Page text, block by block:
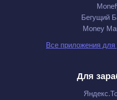
Бегущий
Money
Все приложения
Для